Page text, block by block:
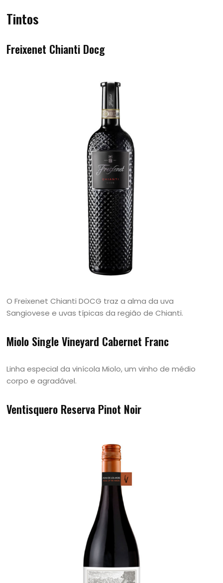
Tintos
Freixenet Chianti Docg
O Freixenet Chianti DOCG traz a alma da uva
Sangiovese e uvas típicas da região de Chianti.
Miolo Single Vineyard Cabernet Franc
Linha especial da vinícola Miolo, um vinho de médio
corpo e agradável.
Ventisquero Reserva Pinot Noir